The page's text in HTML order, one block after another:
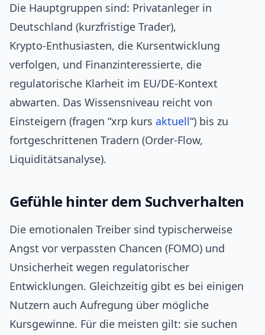
Die Hauptgruppen sind: Privatanleger in
Deutschland (kurzfristige Trader),
Krypto‑Enthusiasten, die Kursentwicklung
verfolgen, und Finanzinteressierte, die
regulatorische Klarheit im EU/DE‑Kontext
abwarten. Das Wissensniveau reicht von
Einsteigern (fragen “xrp kurs aktuell“) bis zu
fortgeschrittenen Tradern (Order‑Flow,
Liquiditätsanalyse).
Gefühle hinter dem Suchverhalten
Die emotionalen Treiber sind typischerweise
Angst vor verpassten Chancen (FOMO) und
Unsicherheit wegen regulatorischer
Entwicklungen. Gleichzeitig gibt es bei einigen
Nutzern auch Aufregung über mögliche
Kursgewinne. Für die meisten gilt: sie suchen